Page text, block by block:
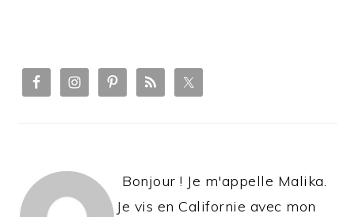
SIDEBAR
Bonjour ! Je m'appelle Malika.
Je vis en Californie avec mon